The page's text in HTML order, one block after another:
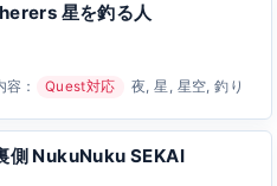
星を釣る人
： Quest対応 夜, 星, 星空, 釣り
側 NukuNuku SEKAI